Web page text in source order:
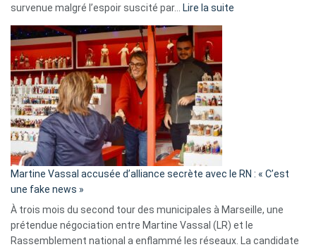
survenue malgré l’espoir suscité par… Lire la suite
Algérie
Martine Vassal accusée d’alliance secrète avec le RN : « C’est
une fake news »
À trois mois du second tour des municipales à Marseille, une
prétendue négociation entre Martine Vassal (LR) et le
Rassemblement national a enflammé les réseaux. La candidate